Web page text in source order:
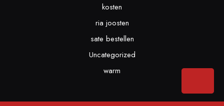
to
kosten
ria joosten
sate bestellen
Uncategorized
warm